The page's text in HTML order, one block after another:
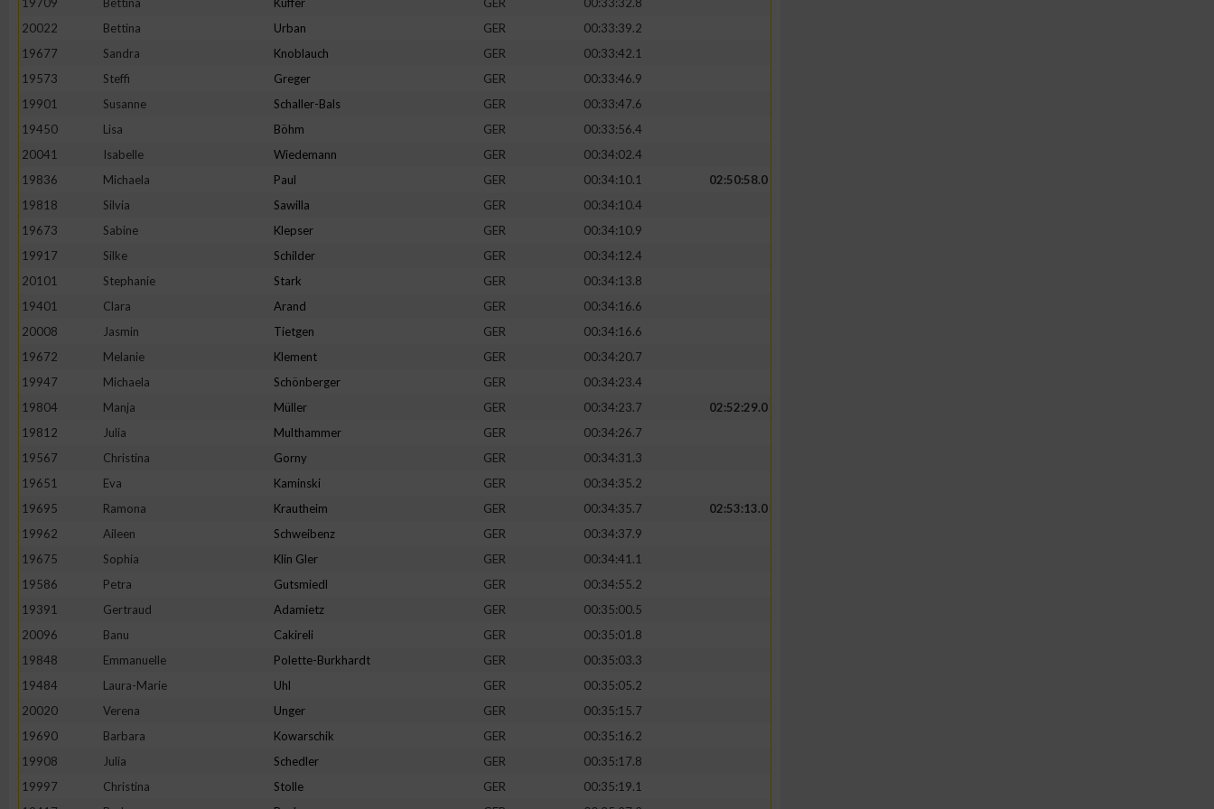
20022
Bettina Urban GER
00:33:39.2
19677
Sandra Knoblauch GER
00:33:42.1
19573
Steffi Greger GER
00:33:46.9
19901
Susanne Schaller-Bals GER
00:33:47.6
19450
Lisa Böhm GER
00:33:56.4
20041
Isabelle Wiedemann GER
00:34:02.4
19836
Michaela Paul GER 00:34:10.1
02:50:58.0
19818
Silvia Sawilla GER
00:34:10.4
19673
Sabine Klepser GER
00:34:10.9
19917
Silke Schilder GER
00:34:12.4
20101
Stephanie Stark GER
00:34:13.8
19401
Clara Arand GER
00:34:16.6
20008
Jasmin Tietgen GER
00:34:16.6
19672
Melanie Klement GER
00:34:20.7
19947
Michaela Schönberger GER
00:34:23.4
19804
Manja Müller GER 00:34:23.7
02:52:29.0
19812
Julia Multhammer GER
00:34:26.7
19567
Christina Gorny GER
00:34:31.3
19651
Eva Kaminski GER
00:34:35.2
19695
Ramona Krautheim GER 00:34:35.7
02:53:13.0
19962
Aileen Schweibenz GER
00:34:37.9
19675
Sophia Klin Gler GER
00:34:41.1
19586
Petra Gutsmiedl GER
00:34:55.2
19391
Gertraud Adamietz GER
00:35:00.5
20096
Banu Cakireli GER
00:35:01.8
19848
Emmanuelle Polette-Burkhardt GER
00:35:03.3
19484
Laura-Marie Uhl GER
00:35:05.2
20020
Verena Unger GER
00:35:15.7
19690
Barbara Kowarschik GER
00:35:16.2
19908
Julia Schedler GER
00:35:17.8
19997
Christina Stolle GER
00:35:19.1
Erstellung von Profilen zur Personalisierung von Inhalten
Messung der Werbeleistung
Messung der Performance von Inhalten
Analyse von Zielgruppen durch Statistiken oder Kombinationen von Daten aus
Entwicklung und Verbesserung der Angebote
IAB-Besonderheiten:
Geräte anhand von aktiv angeforderten Informationen identifizieren
Nicht-IAB-Verarbeitungszwecke:
Notwendig
Performance
Funktional